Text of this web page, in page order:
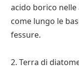
acido borico
come lungo le
fessure.
2. Terra di